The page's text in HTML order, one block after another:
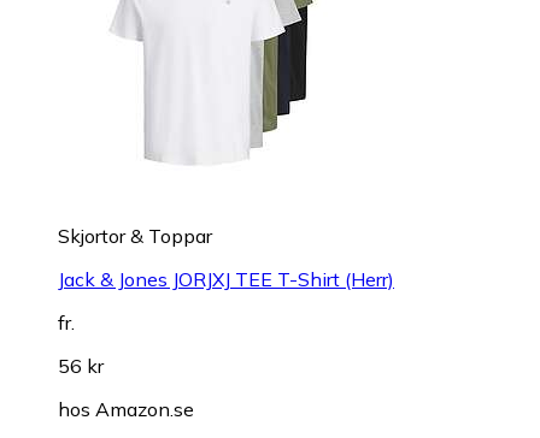
Skjortor & Toppar
Jack & Jones JORJXJ TEE T-Shirt (Herr)
fr.
56 kr
hos Amazon.se